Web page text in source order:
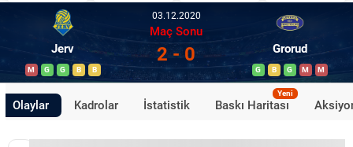
Jerv
M G G B B
03.12.2020
Maç Sonu
2 - 0 Grorud
G B G M M
Olaylar Kadrolar İstatistik Baskı Haritası
Yeni